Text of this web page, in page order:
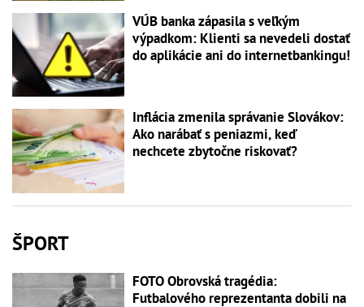
VÚB banka zápasila s veľkým
výpadkom: Klienti sa nevedeli dostať
do aplikácie ani do internetbankingu!
Inflácia zmenila správanie Slovákov:
Ako narábať s peniazmi, keď
nechcete zbytočne riskovať?
ŠPORT
FOTO Obrovská tragédia:
Futbalového reprezentanta dobili na